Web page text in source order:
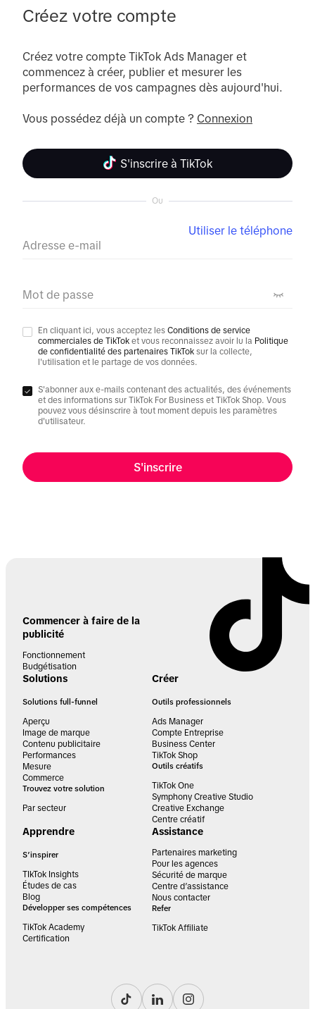
Créez votre compte
Créez votre compte TikTok Ads Manager et
commencez à créer, publier et mesurer les
performances de vos campagnes dès aujourd'hui.
Vous possédez déjà un compte ? Connexion
S'inscrire à TikTok
Ou
Adresse e-mail
Utiliser le téléphone
Mot de passe
En cliquant ici, vous acceptez les Conditions de service
commerciales de TikTok et vous reconnaissez avoir lu la Politique
de confidentialité des partenaires TikTok sur la collecte,
l'utilisation et le partage de vos données.
S'abonner aux e-mails contenant des actualités, des événements
et des informations sur TikTok For Business et TikTok Shop. Vous
pouvez vous désinscrire à tout moment depuis les paramètres
d'utilisateur.
S'inscrire
Commencer à faire de la
publicité
Fonctionnement
Budgétisation
Solutions
Solutions full-funnel
Aperçu
Image de marque
Contenu publicitaire
Performances
Mesure
Commerce
Trouvez votre solution
Par secteur
Créer
Outils professionnels
Ads Manager
Compte Entreprise
Business Center
TikTok Shop
Outils créatifs
TikTok One
Symphony Creative Studio
Creative Exchange
Centre créatif
Apprendre
S’inspirer
TIkTok Insights
Études de cas
Blog
Développer ses compétences
TikTok Academy
Certification
Assistance
Partenaires marketing
Pour les agences
Sécurité de marque
Centre d’assistance
Nous contacter
Refer
TikTok Affiliate